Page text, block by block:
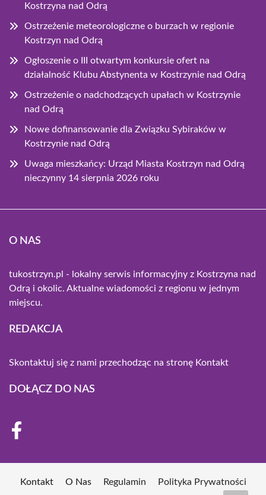
Kostrzyna nad Odrą
Ostrzeżenie meteorologiczne o burzach w regionie
Kostrzyn nad Odrą
Ogłoszenie o III otwartym konkursie ofert na
działalność Klubu Abstynenta w Kostrzynie nad Odrą
Ostrzeżenie o nadchodzących upałach w Kostrzynie
nad Odrą
Nowe dofinansowanie dla Związku Sybiraków w
Kostrzynie nad Odrą
Uwaga mieszkańcy: Urząd Miasta Kostrzyn nad Odrą
nieczynny 14 sierpnia 2026 roku
O NAS
tukostrzyn.pl - lokalny serwis informacyjny z Kostrzyna nad
Odrą i okolic. Aktualne wiadomości z regionu w jednym
miejscu.
REDAKCJA
Skontaktuj się z nami przechodząc na stronę Kontakt
DOŁĄCZ DO NAS
Kontakt O Nas Regulamin Polityka Prywatności